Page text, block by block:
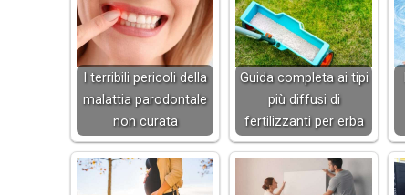
I terribili pericoli della
malattia parodontale
non curata
Guida completa ai tipi
più diffusi di
fertilizzanti per erba